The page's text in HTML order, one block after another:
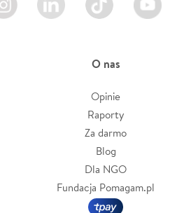
O nas
Opinie
Raporty
Za darmo
Blog
Dla NGO
Fundacja Pomagam.pl